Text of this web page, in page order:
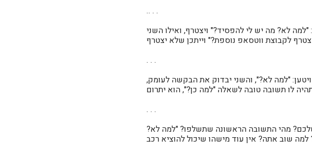
.. . .
לא? מה יש לי להפסיד?" ויצטרף, ואילו השני
לקבוצת ווטסאפ נוספת?" וייתכן שלא יצטרף
. . .
"למה לא?", והשני יבדוק את הבקשה לעומק,
. . .
מהי התשובה הראשונה שתשלפו? "למה לא?